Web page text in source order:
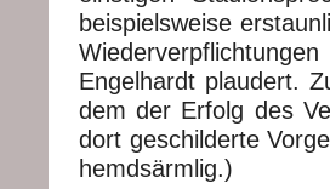
beispielsweise
Engelhardt plaudert.
dem der Erfolg des
dort geschilderte
hemdsärmlig.)